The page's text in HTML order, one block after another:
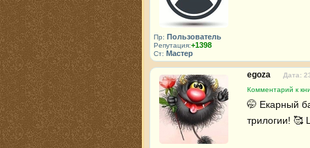
Пр: Пользователь
Репутация:+1398
Ст: Мастер
egoza
Дата:
Комментарий к
🤭 Екарный
трилогии! 🥰